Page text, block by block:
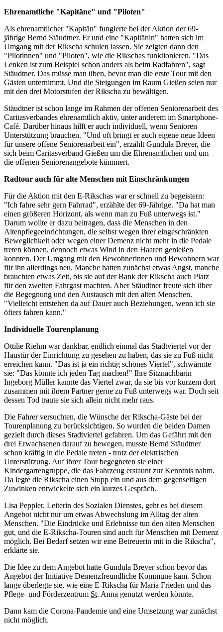
Ehrenamtliche "Kapitäne" und "Piloten"
Als ehrenamtlicher "Kapitän" fungierte bei der Aktion der 69-
jährige Bernd Stäudtner. Er und eine "Kapitänin" hatten sich im
Umgang mit der Rikscha schulen lassen. Sie zeigten dann den
"Pilotinnen" und "Piloten", wie die Rikschas funktionieren. "Das
Lenken ist zum Beispiel schon anders als beim Radfahren", sagt
Stäudtner. Das müsse man üben, bevor man die erste Tour mit den
Gästen unternimmt. Und die Steigungen im Raum Gießen seien nur
mit den drei Motorstufen der Rikscha zu bewältigen.
Stäudtner ist schon lange im Rahmen der offenen Seniorenarbeit des
Caritasverbandes ehrenamtlich aktiv, unter anderem im Smartphone-
Café. Darüber hinaus hilft er auch individuell, wenn Senioren
Unterstützung brauchen. "Und oft bringt er auch eigene neue Ideen
für unsere offene Seniorenarbeit ein", erzählt Gundula Breyer, die
sich beim Caritasverband Gießen um die Ehrenamtlichen und um
die offenen Seniorenangebote kümmert.
Radtour auch für alte Menschen mit Einschränkungen
Für die Aktion mit den E-Rikschas war er schnell zu begeistern:
"Ich fahre sehr gern Fahrrad", erzählte der 69-Jährige. "Da hat man
einen größeren Horizont, als wenn man zu Fuß unterwegs ist."
Darum wollte er dazu beitragen, dass die Menschen in den
Altenpflegeeinrichtungen, die selbst wegen ihrer eingeschränkten
Beweglichkeit oder wegen einer Demenz nicht mehr in die Pedale
treten können, dennoch etwas Wind in den Haaren genießen
konnten. Der Umgang mit den Bewohnerinnen und Bewohnern war
für ihn allerdings neu. Manche hatten zunächst etwas Angst, manche
brauchten etwas Zeit, bis sie auf der Bank der Rikscha auch Platz
für den zweiten Fahrgast machten. Aber Stäudtner freute sich über
die Begegnung und den Austausch mit den alten Menschen.
"Vielleicht entstehen da auf Dauer auch Beziehungen, wenn ich sie
öfters fahren kann."
Individuelle Tourenplanung
Ottilie Riehm war dankbar, endlich einmal das Stadtviertel vor der
Haustür der Einrichtung zu gesehen zu haben, das sie zu Fuß nicht
erreichen kann. "Das ist ja ein richtig schönes Viertel", schwärmte
sie: "Das könnte ich jeden Tag machen!" Ihre Sitznachbarin
Ingeborg Müller kannte das Viertel zwar, da sie bis vor kurzem dort
zusammen mit ihrem Partner gerne zu Fuß unterwegs war. Doch seit
dessen Tod traute sie sich allein nicht mehr raus.
Die Fahrer versuchten, die Wünsche der Rikscha-Gäste bei der
Tourenplanung zu berücksichtigen. So wurden die beiden Damen
gezielt durch dieses Stadtviertel gefahren. Um das Gefährt mit den
drei Erwachsenen darauf zu bewegen, musste Bernd Stäudtner
schon kräftig in die Pedale treten - trotz der elektrischen
Unterstützung. Auf ihrer Tour begegneten sie einer
Kindergartengruppe, die das Fahrzeug erstaunt zur Kenntnis nahm.
Da legte die Rikscha einen Stopp ein und aus dem gegenseitigen
Zuwinken entwickelte sich ein kurzes Gespräch.
Lisa Peppler. Leiterin des Sozialen Dienstes, geht es bei diesem
Angebot nicht nur um etwas Abwechslung im Alltag der alten
Menschen. "Die Eindrücke und Erlebnisse tun den alten Menschen
gut, und die E-Rikscha-Touren sind auch für Menschen mit Demenz
möglich. Bei Bedarf setzen wir eine Betreuerin mit in die Rikscha",
erklärte sie.
Die Idee zu dem Angebot hatte Gundula Breyer schon bevor das
Angebot der Initiative Demenzfreundliche Kommune kam. Schon
lange überlegte sie, wie eine E-Rikscha für Maria Frieden und das
Pflege- und Förderzentrum St. Anna genutzt werden könnte.
Dann kam die Corona-Pandemie und eine Umsetzung war zunächst
nicht möglich.